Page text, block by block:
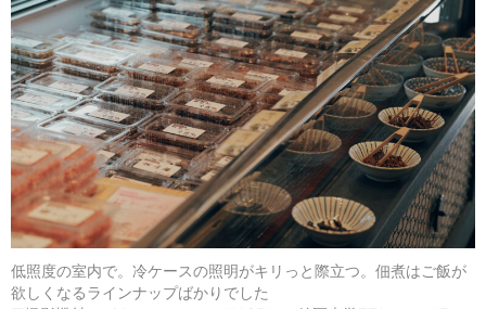
低照度の室内で。冷ケースの照明がキリっと際立つ。佃煮はご飯が
欲しくなるラインナップばかりでした